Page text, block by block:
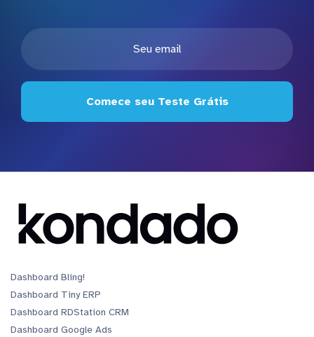
Comece seu Teste Grátis
Dashboard Bling!
Dashboard Tiny ERP
Dashboard RDStation CRM
Dashboard Google Ads